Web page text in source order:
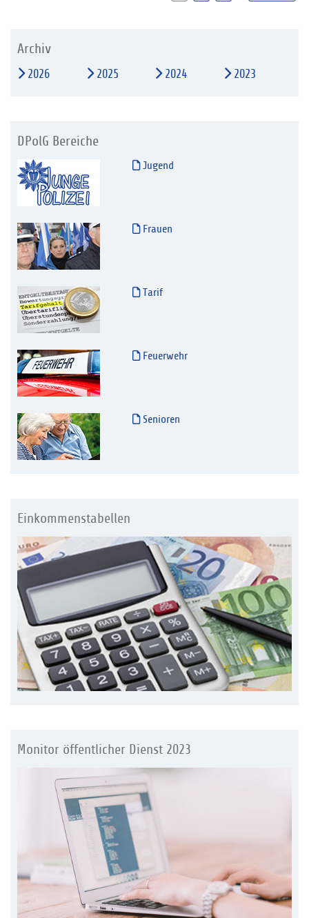
Archiv
2026 2025 2024 2023
DPolG Bereiche
Jugend
Frauen
Tarif
Feuerwehr
Senioren
Einkommenstabellen
Monitor öffentlicher Dienst 2023